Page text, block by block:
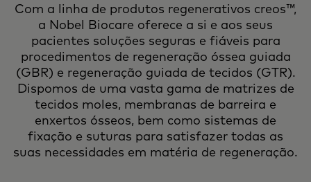
Com a linha de produtos regenerativos creos™,
a Nobel Biocare oferece a si e aos seus
pacientes soluções seguras e fiáveis para
procedimentos de regeneração óssea guiada
(GBR) e regeneração guiada de tecidos (GTR).
Dispomos de uma vasta gama de matrizes de
tecidos moles, membranas de barreira e
enxertos ósseos, bem como sistemas de
fixação e suturas para satisfazer todas as
suas necessidades em matéria de regeneração.